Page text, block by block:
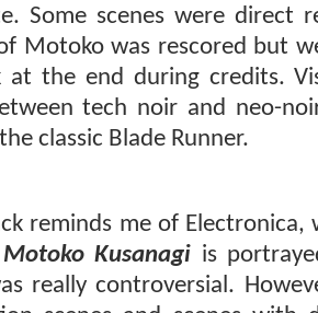
Some scenes were direct
Motoko was rescored but
at the end during credits.
tech noir and neo-
classic Blade Runner.
reminds me of Electronica,
Motoko Kusanagi is
really controversial.